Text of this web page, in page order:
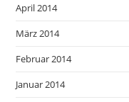
April 2014
März 2014
Februar 2014
Januar 2014